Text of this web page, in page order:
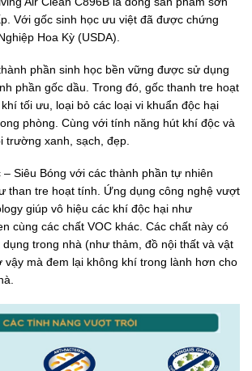
Với gốc sinh học ưu việt đã được chứng
Hoa Kỳ (USDA).
phần sinh học bền vững được sử dụng
phần gốc dầu. Trong đó, gốc thanh tre hoạt
tối ưu, loại bỏ các loại vi khuẩn độc hại
phòng. Cùng với tính năng hút khí độc và
trường xanh, sạch, đẹp.
Siêu Bóng với các thành phần tự nhiên
than tre hoạt tính. Ứng dụng công nghệ vượt
giúp vô hiệu các khí độc hại như
cùng các chất VOC khác. Các chất này có
trong nhà (như thảm, đồ nội thất và vật
vậy mà đem lại không khí trong lành hơn cho